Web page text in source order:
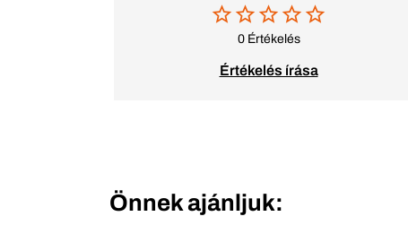
0 Értékelés
Értékelés írása
Önnek ajánljuk: